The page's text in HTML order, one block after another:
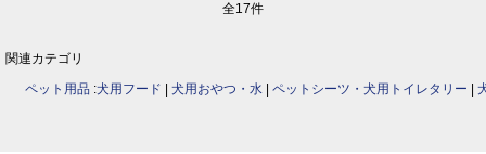
全17件
関連カテゴリ
ペット用品 :犬用フード | 犬用おやつ・水 | ペットシーツ・犬用トイレタリー |